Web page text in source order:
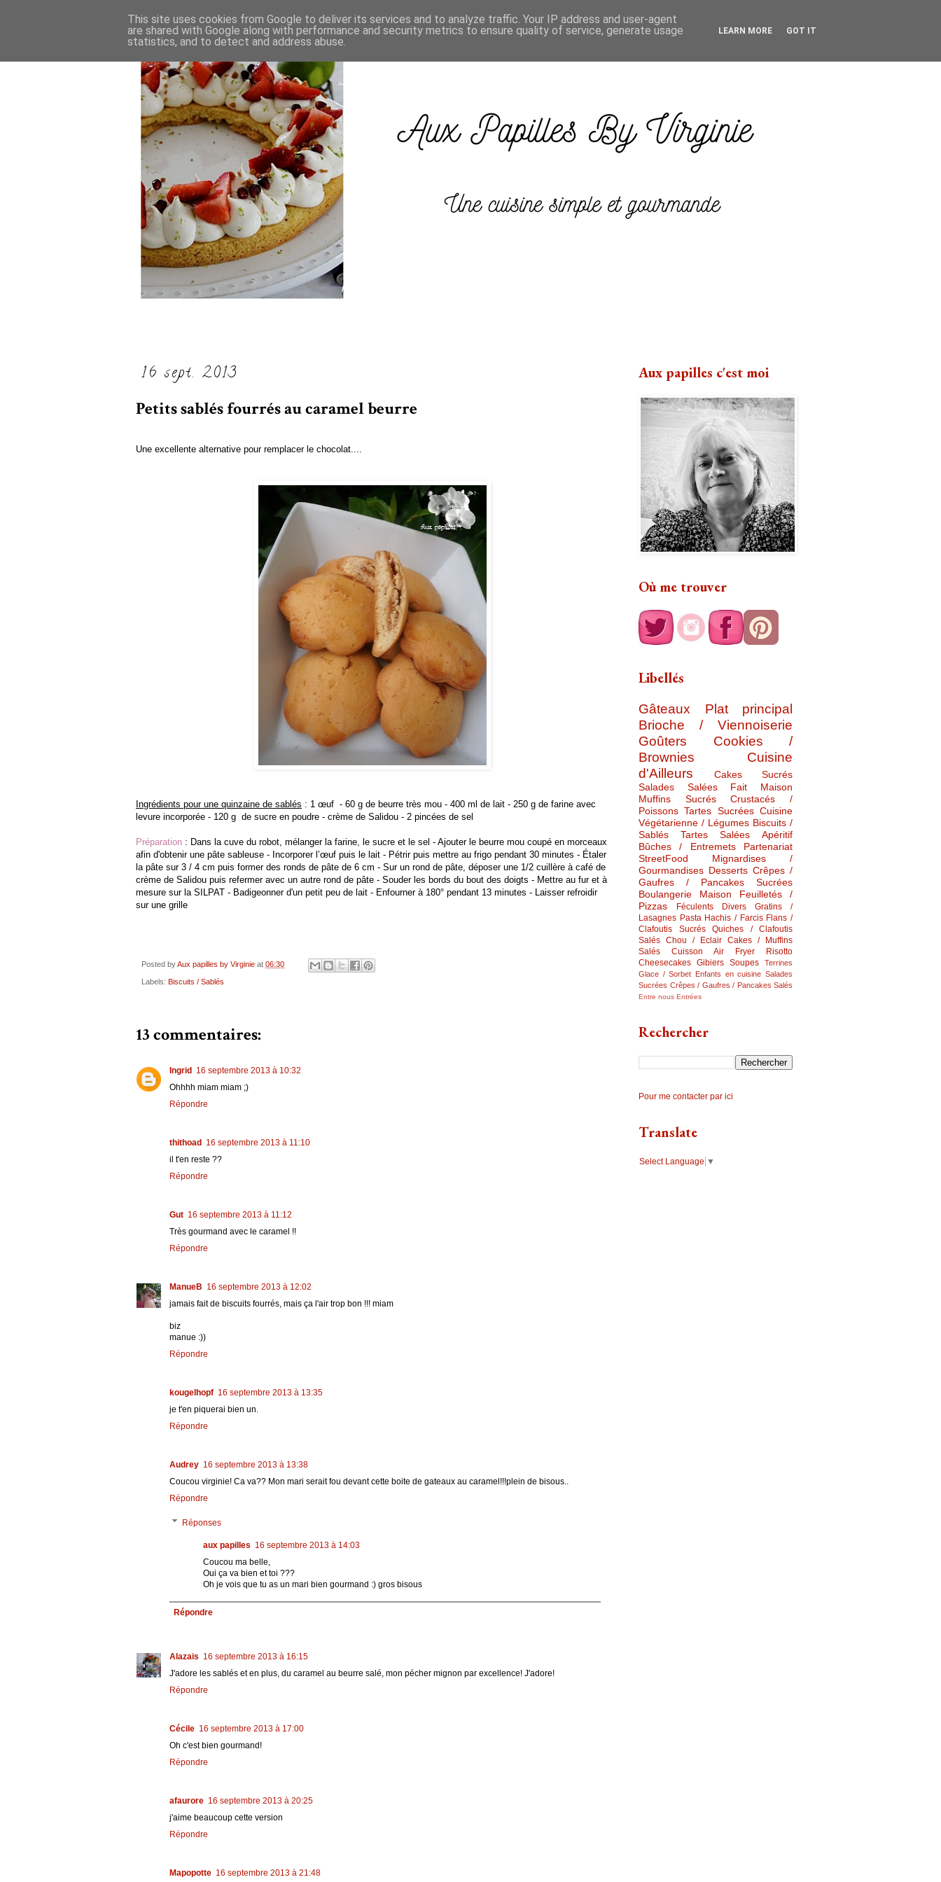
16 sept. 2013
Petits sablés fourrés au caramel beurre
Une excellente alternative pour remplacer le chocolat....
Ingrédients pour une quinzaine de sablés : 1 œuf - 60 g de beurre très mou - 400 ml de lait - 250 g de farine avec
levure incorporée - 120 g de sucre en poudre - crème de Salidou - 2 pincées de sel
Préparation : Dans la cuve du robot, mélanger la farine, le sucre et le sel - Ajouter le beurre mou coupé en morceaux
afin d'obtenir une pâte sableuse - Incorporer l’œuf puis le lait - Pétrir puis mettre au frigo pendant 30 minutes - Étaler
la pâte sur 3 / 4 cm puis former des ronds de pâte de 6 cm - Sur un rond de pâte, déposer une 1/2 cuillère à café de
crème de Salidou puis refermer avec un autre rond de pâte - Souder les bords du bout des doigts - Mettre au fur et à
mesure sur la SILPAT - Badigeonner d'un petit peu de lait - Enfourner à 180° pendant 13 minutes - Laisser refroidir
sur une grille
Posted byAux papilles by Virginie at 06:30
Labels: Biscuits / Sablés
13 commentaires:
Ingrid 16 septembre 2013 à 10:32
Ohhhh miam miam ;)
Répondre
thithoad 16 septembre 2013 à 11:10
il t'en reste ??
Répondre
Gut 16 septembre 2013 à 11:12
Très gourmand avec le caramel !!
Répondre
ManueB 16 septembre 2013 à 12:02
jamais fait de biscuits fourrés, mais ça l'air trop bon !!! miam
biz
manue :))
Répondre
kougelhopf 16 septembre 2013 à 13:35
je t'en piquerai bien un.
Répondre
Audrey 16 septembre 2013 à 13:38
Coucou virginie! Ca va?? Mon mari serait fou devant cette boite de gateaux au caramel!!!plein de bisous..
Répondre
Réponses
aux papilles 16 septembre 2013 à 14:03
Coucou ma belle,
Oui ça va bien et toi ???
Oh je vois que tu as un mari bien gourmand :) gros bisous
Répondre
Alazais 16 septembre 2013 à 16:15
J'adore les sablés et en plus, du caramel au beurre salé, mon pécher mignon par excellence! J'adore!
Répondre
Cécile 16 septembre 2013 à 17:00
Oh c'est bien gourmand!
Répondre
afaurore 16 septembre 2013 à 20:25
j'aime beaucoup cette version
Répondre
Mapopotte 16 septembre 2013 à 21:48
Aux papilles c'est moi
Où me trouver
Libellés
Gâteaux
Plat principal
Brioche / Viennoiserie
Goûters
Cookies /
Brownies
Cuisine
d'Ailleurs
Cakes Sucrés
Salades Salées
Fait Maison
Muffins Sucrés
Crustacés /
Poissons Tartes Sucrées Cuisine
Végétarienne / Légumes Biscuits /
Sablés
Tartes Salées
Apéritif
Bûches / Entremets
Partenariat
StreetFood
Mignardises /
Gourmandises Desserts Crêpes /
Gaufres / Pancakes Sucrées
Boulangerie Maison
Feuilletés /
Pizzas
Féculents Divers
Gratins /
Lasagnes Pasta Hachis / Farcis Flans /
Clafoutis Sucrés
Quiches / Clafoutis
Salés Chou / Eclair Cakes / Muffins
Salés
Cuisson Air Fryer
Risotto
Cheesecakes Gibiers Soupes
Terrines
Glace / Sorbet Enfants en cuisine Salades
Sucrées Crêpes / Gaufres / Pancakes Salés
Entre nous Entrées
Rechercher
Pour me contacter par ici
Translate
Select Language ▼
This site uses cookies from Google to deliver its services and to analyze traffic. Your IP address and user-agent
are shared with Google along with performance and security metrics to ensure quality of service, generate usage
statistics, and to detect and address abuse.
LEARN MORE GOT IT